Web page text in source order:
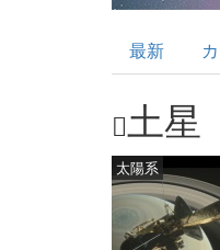
最新
土星
太陽系